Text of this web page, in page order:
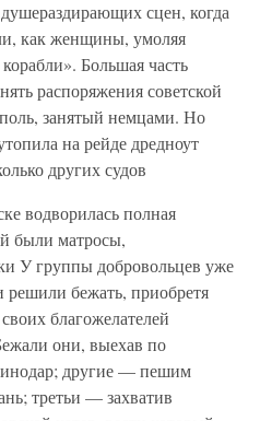
сцен, когда
как женщины, умоляя
Большая часть
распоряжения советской
занятый немцами. Но
на рейде дредноут
других судов
водворилась полная
были матросы,
У группы добровольцев уже
решили бежать, приобретя
благожелателей
они, выехав по
другие — пешим
третьи — захватив